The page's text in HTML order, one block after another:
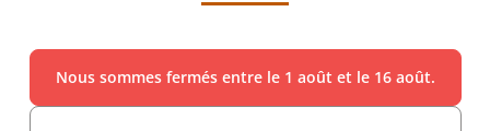
Nous sommes fermés entre le 1 août et le 16 août.